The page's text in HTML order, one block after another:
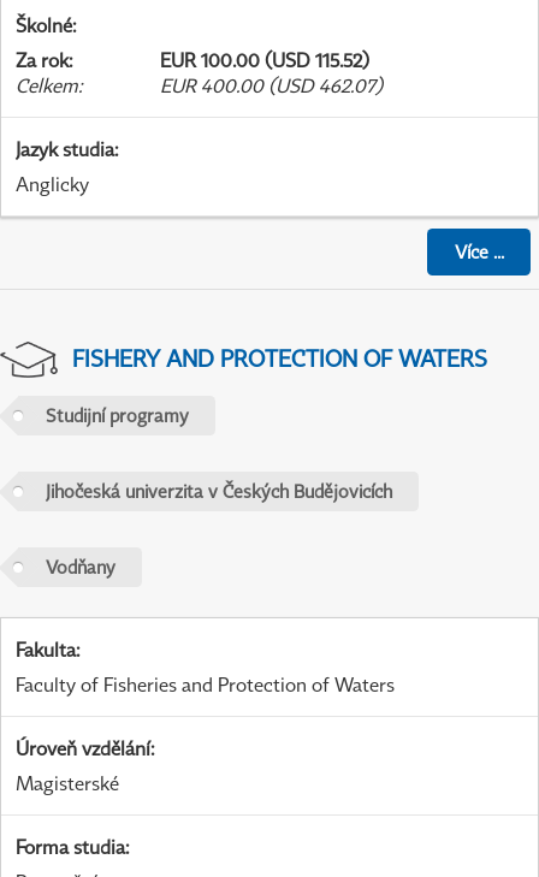
Školné:
Za rok:
EUR 100.00 (USD 115.52)
Celkem: EUR 400.00 (USD 462.07)
Jazyk studia:
Anglicky
Více...
FISHERY AND PROTECTION OF WATERS
Studijní programy
Jihočeská univerzita v Českých Budějovicích
Vodňany
Fakulta:
Faculty of Fisheries and Protection of Waters
Úroveň vzdělání:
Magisterské
Forma studia: